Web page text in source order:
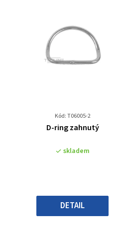
Kód: T06005-2
Průměrné
produktu
5
hvězdiček.
D-ring zahnutý
skladem
DETAIL